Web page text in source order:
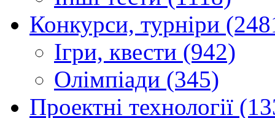
Конкурси, турніри
Ігри, квести (942)
Олімпіади (345)
Проектні технології